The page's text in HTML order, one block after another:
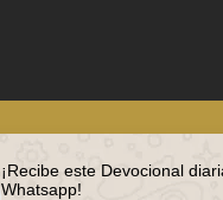
¡Recibe este Devocional
Whatsapp!